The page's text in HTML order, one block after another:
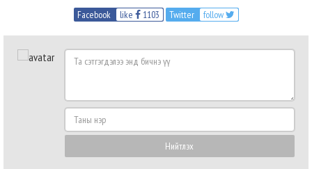
Facebook
like 1103 Twitter follow
Та
бичнэ
Таны
нэр
Нийтлэх